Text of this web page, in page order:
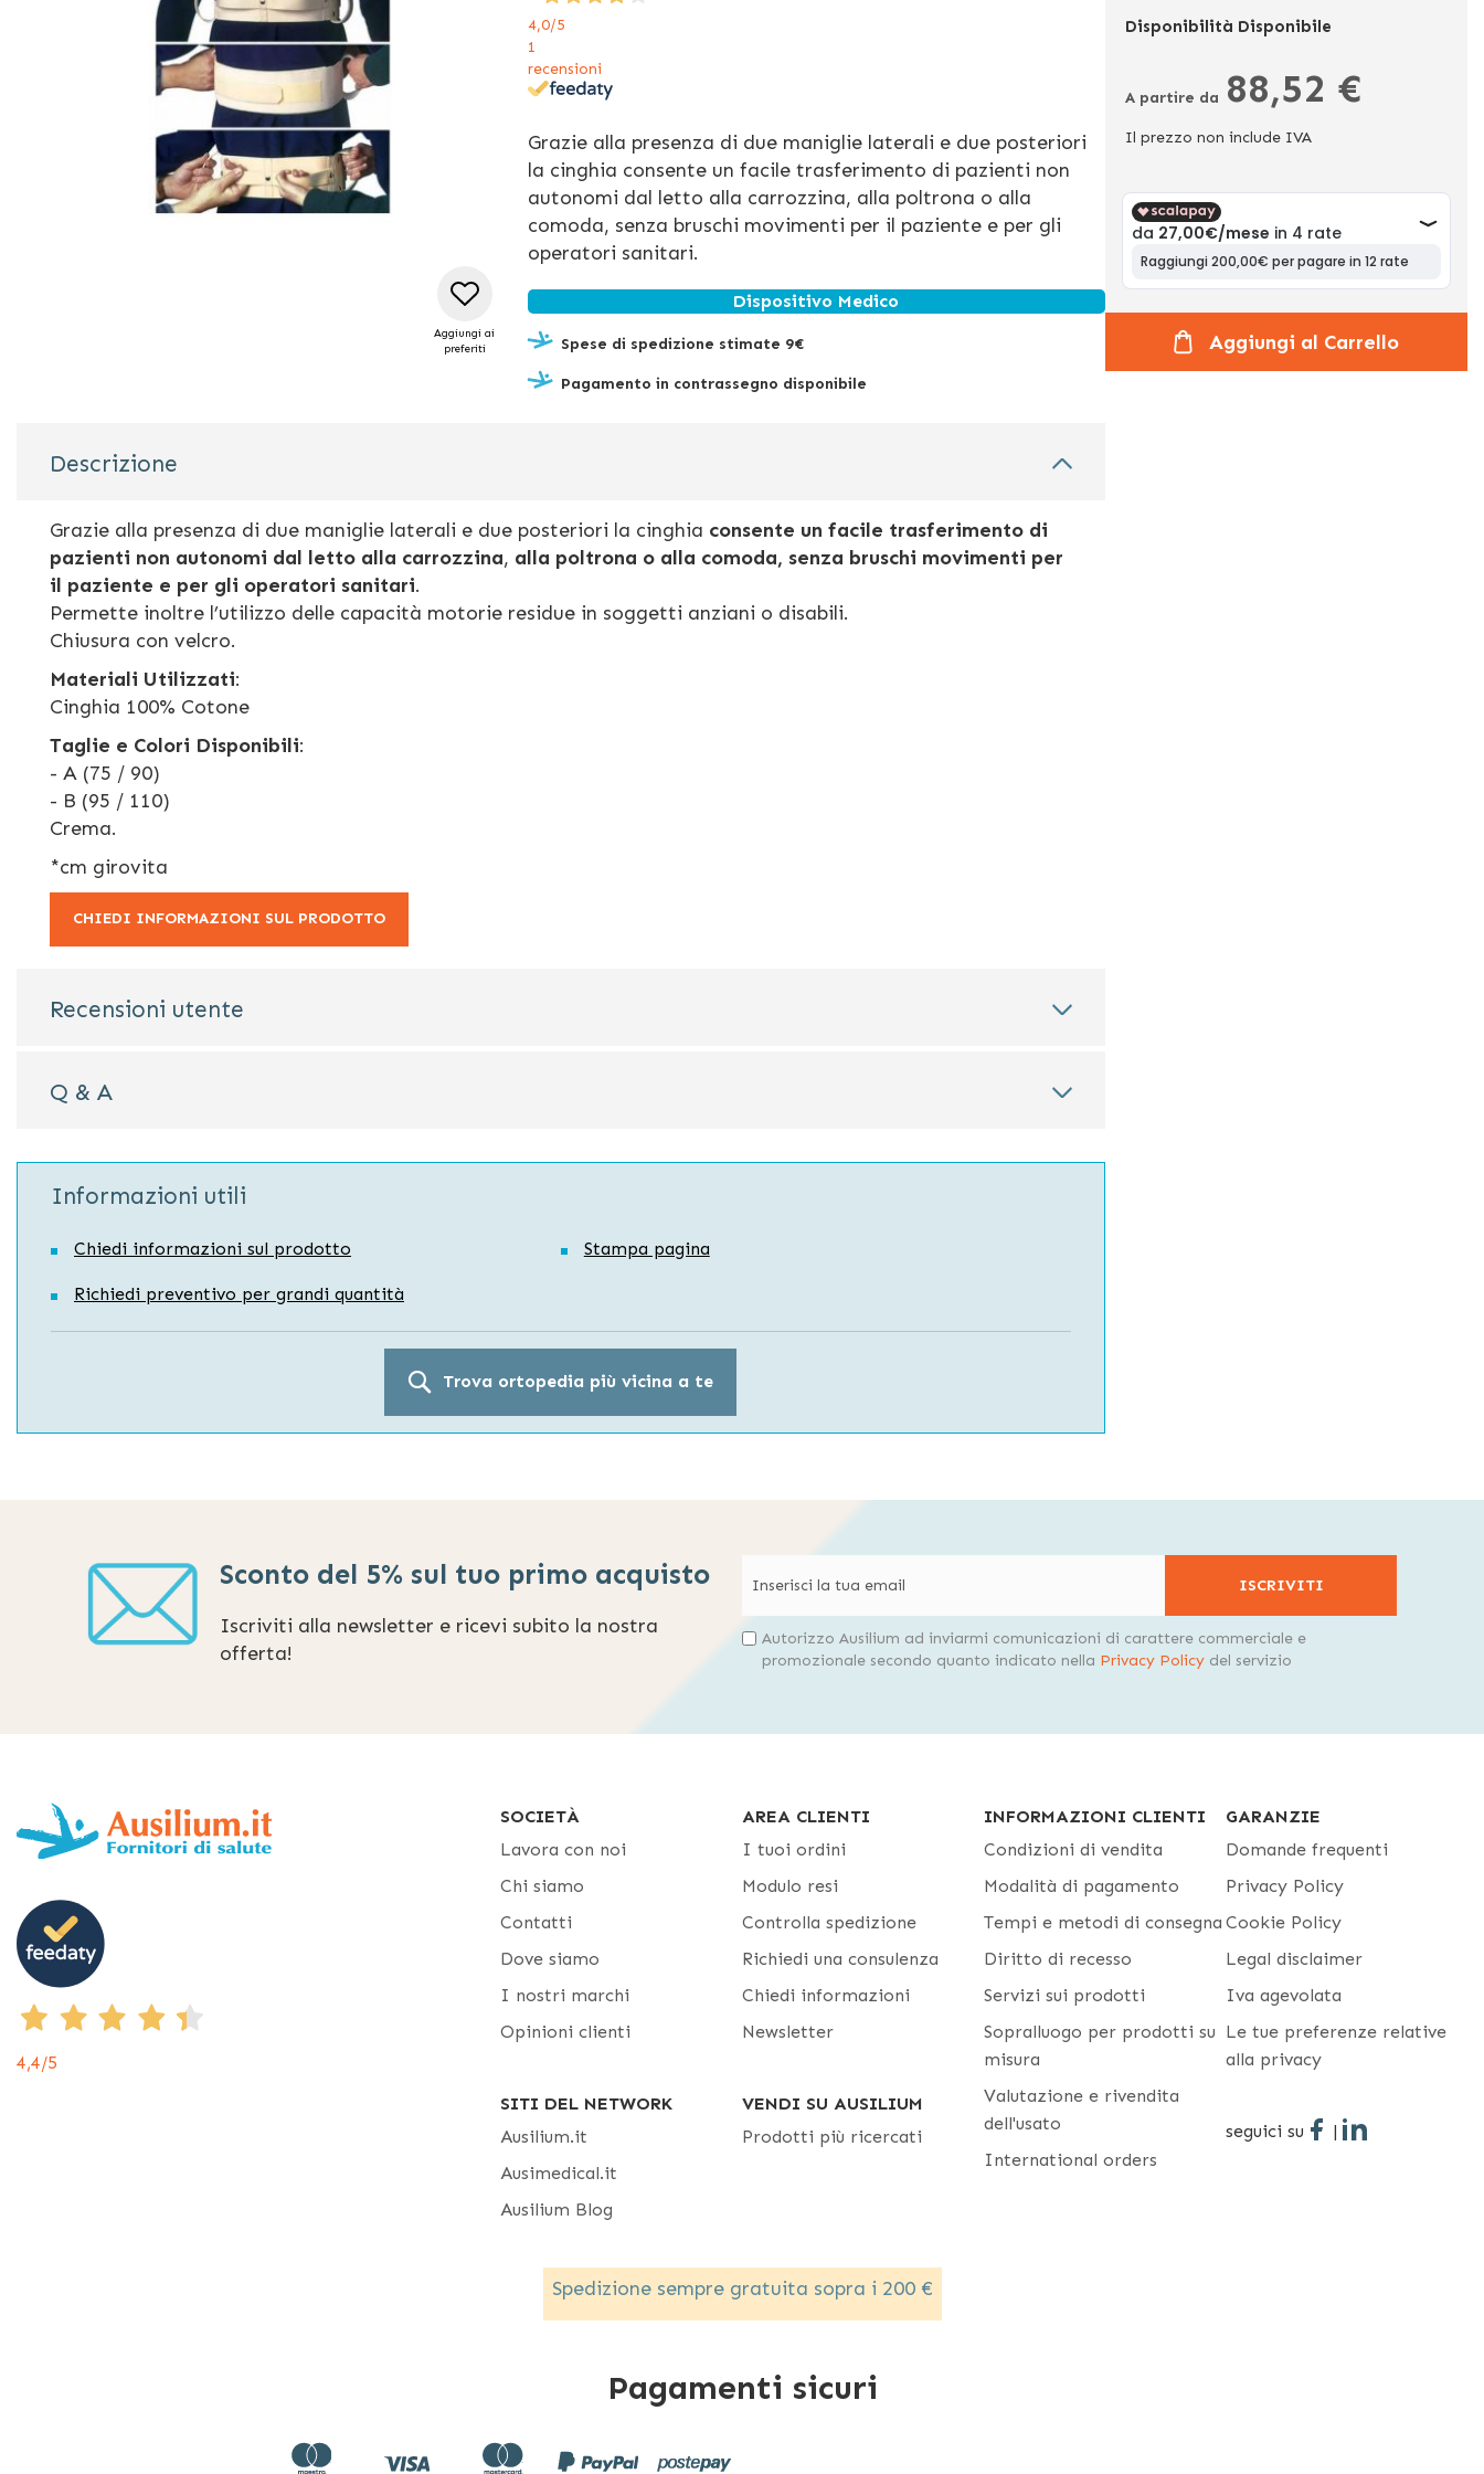
Aggiungi ai
preferiti
4,0/5
1
recensioni
Grazie alla presenza di due maniglie laterali e due posteriori
la cinghia consente un facile trasferimento di pazienti non
autonomi dal letto alla carrozzina, alla poltrona o alla
comoda, senza bruschi movimenti per il paziente e per gli
operatori sanitari.
Dispositivo Medico
Spese di spedizione stimate 9€
Pagamento in contrassegno disponibile
Disponibilità Disponibile
A partire da 88,52 €
Il prezzo non include IVA
Aggiungi al Carrello
Descrizione
Grazie alla presenza di due maniglie laterali e due posteriori la cinghia consente un facile trasferimento di
pazienti non autonomi dal letto alla carrozzina, alla poltrona o alla comoda, senza bruschi movimenti per
il paziente e per gli operatori sanitari.
Permette inoltre l’utilizzo delle capacità motorie residue in soggetti anziani o disabili.
Chiusura con velcro.
Materiali Utilizzati:
Cinghia 100% Cotone
Taglie e Colori Disponibili:
- A (75 / 90)
- B (95 / 110)
Crema.
*cm girovita
CHIEDI INFORMAZIONI SUL PRODOTTO
Recensioni utente
Q & A
Informazioni utili
Chiedi informazioni sul prodotto Stampa pagina
Richiedi preventivo per grandi quantità
Trova ortopedia più vicina a te
Sconto del 5% sul tuo primo acquisto
Iscriviti alla newsletter e ricevi subito la nostra
offerta!
ISCRIVITI
Autorizzo Ausilium ad inviarmi comunicazioni di carattere commerciale e
promozionale secondo quanto indicato nella Privacy Policy del servizio
4,4/5
SOCIETÀ
Lavora con noi
Chi siamo
Contatti
Dove siamo
I nostri marchi
Opinioni clienti
SITI DEL NETWORK
Ausilium.it
Ausimedical.it
Ausilium Blog
AREA CLIENTI
I tuoi ordini
Modulo resi
Controlla spedizione
Richiedi una consulenza
Chiedi informazioni
Newsletter
VENDI SU AUSILIUM
Prodotti più ricercati
INFORMAZIONI CLIENTI
Condizioni di vendita
Modalità di pagamento
Tempi e metodi di consegna
Diritto di recesso
Servizi sui prodotti
Sopralluogo per prodotti su
misura
Valutazione e rivendita
dell'usato
International orders
GARANZIE
Domande frequenti
Privacy Policy
Cookie Policy
Legal disclaimer
Iva agevolata
Le tue preferenze relative
alla privacy
seguici su |
Spedizione sempre gratuita sopra i 200 €
Pagamenti sicuri